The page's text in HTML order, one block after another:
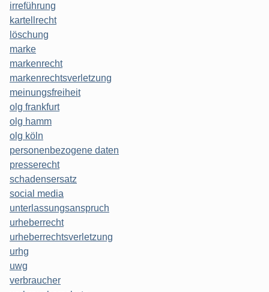
irreführung
kartellrecht
löschung
marke
markenrecht
markenrechtsverletzung
meinungsfreiheit
olg frankfurt
olg hamm
olg köln
personenbezogene daten
presserecht
schadensersatz
social media
unterlassungsanspruch
urheberrecht
urheberrechtsverletzung
urhg
uwg
verbraucher